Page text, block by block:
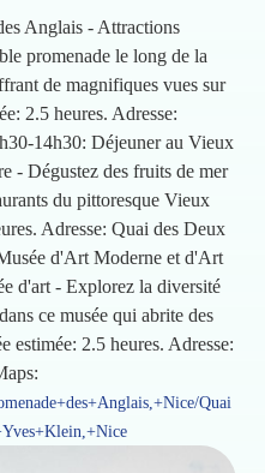
Anglais - Attractions
promenade le long de la
de magnifiques vues sur
2.5 heures. Adresse:
14h30: Déjeuner au Vieux
- Dégustez des fruits de mer
du pittoresque Vieux
Adresse: Quai des Deux
d'Art Moderne et d'Art
d'art - Explorez la diversité
ce musée qui abrite des
estimée: 2.5 heures. Adresse:
Quai